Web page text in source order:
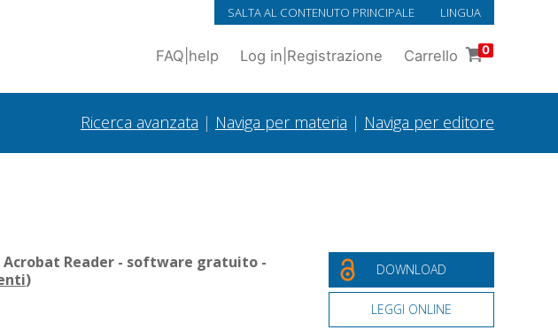
SALTA AL CONTENUTO PRINCIPALE LINGUA
FAQ help Log in Registrazione Carrello 0
Ricerca avanzata | Naviga per materia | Naviga per editore
Acrobat Reader - software gratuito -
)
DOWNLOAD
LEGGI ONLINE